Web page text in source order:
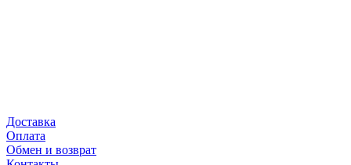
Доставка
Оплата
Обмен и возврат